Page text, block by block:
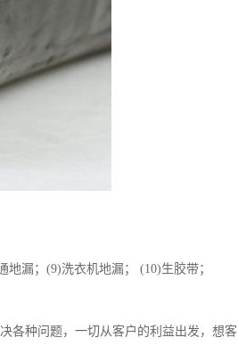
漏；(9)洗衣机地漏； (10)生胶带；
各种问题，一切从客户的利益出发，想客